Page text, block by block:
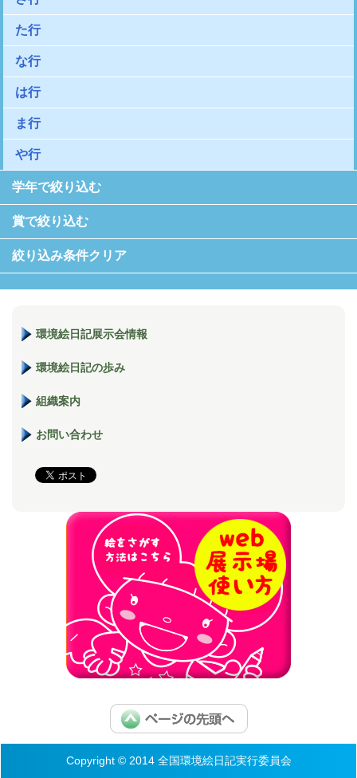
た行
な行
は行
ま行
や行
学年で絞り込む
賞で絞り込む
絞り込み条件クリア
環境絵日記展示会情報
環境絵日記の歩み
組織案内
お問い合わせ
Copyright © 2014 全国環境絵日記実行委員会